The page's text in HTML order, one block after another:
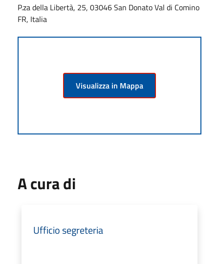
P.za della Libertà, 25, 03046 San Donato Val di Comino
FR, Italia
Visualizza in Mappa
A cura di
Ufficio segreteria